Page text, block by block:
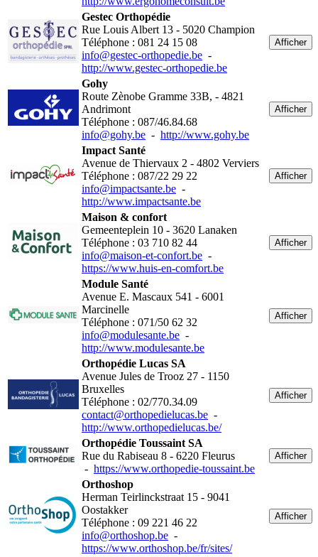
Gestec Orthopédie
Rue Louis Albert 13 - 5020 Champion
Téléphone : 081 24 15 08
info@gestec-orthopedie.be -
http://www.gestec-orthopedie.be
Afficher
Gohy
Route Zènobe Gramme 33B, - 4821
Andrimont
Téléphone : 087/46.84.68
info@gohy.be - http://www.gohy.be
Afficher
Impact Santé
Avenue de Thiervaux 2 - 4802 Verviers
Téléphone : 087/22 29 22
info@impactsante.be -
http://www.impactsante.be
Afficher
Maison & confort
Gemeenteplein 10 - 3620 Lanaken
Téléphone : 03 710 82 44
info@maison-et-confort.be -
https://www.huis-en-comfort.be
Afficher
Module Santé
Avenue E. Mascaux 541 - 6001
Marcinelle
Téléphone : 071/50 62 32
info@modulesante.be -
http://www.modulesante.be
Afficher
Orthopédie Lucas SA
Avenue Jules de Trooz 27 - 1150
Bruxelles
Téléphone : 02/770.34.09
contact@orthopedielucas.be -
http://www.orthopedielucas.be/
Afficher
Orthopédie Toussaint SA
Rue du Rabiseau 8 - 6220 Fleurus
- https://www.orthopedie-toussaint.be
Afficher
Orthoshop
Herman Teirlinckstraat 15 - 9041
Oostakker
Téléphone : 09 221 46 22
info@orthoshop.be -
https://www.orthoshop.be/fr/sites/
Afficher